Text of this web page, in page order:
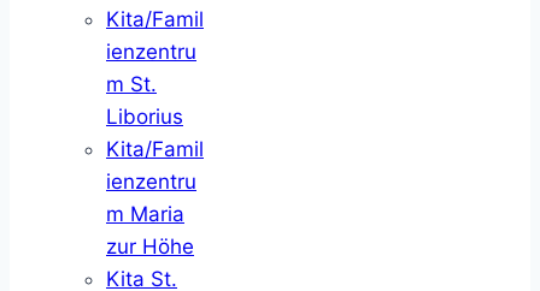
Kita/Famil
ienzentru
m St.
Liborius
Kita/Famil
ienzentru
m Maria
zur Höhe
Kita St.